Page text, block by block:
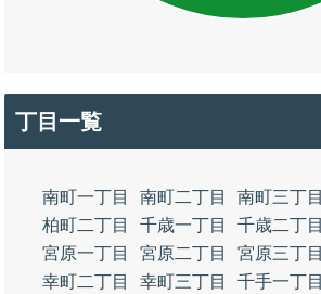
丁目一覧
南町一丁目 南町二丁目 南町三丁目
柏町二丁目
千歳一丁目 千歳二丁目
宮原一丁目
宮原二丁目 宮原三丁目
幸町二丁目
幸町三丁目 千手一丁目